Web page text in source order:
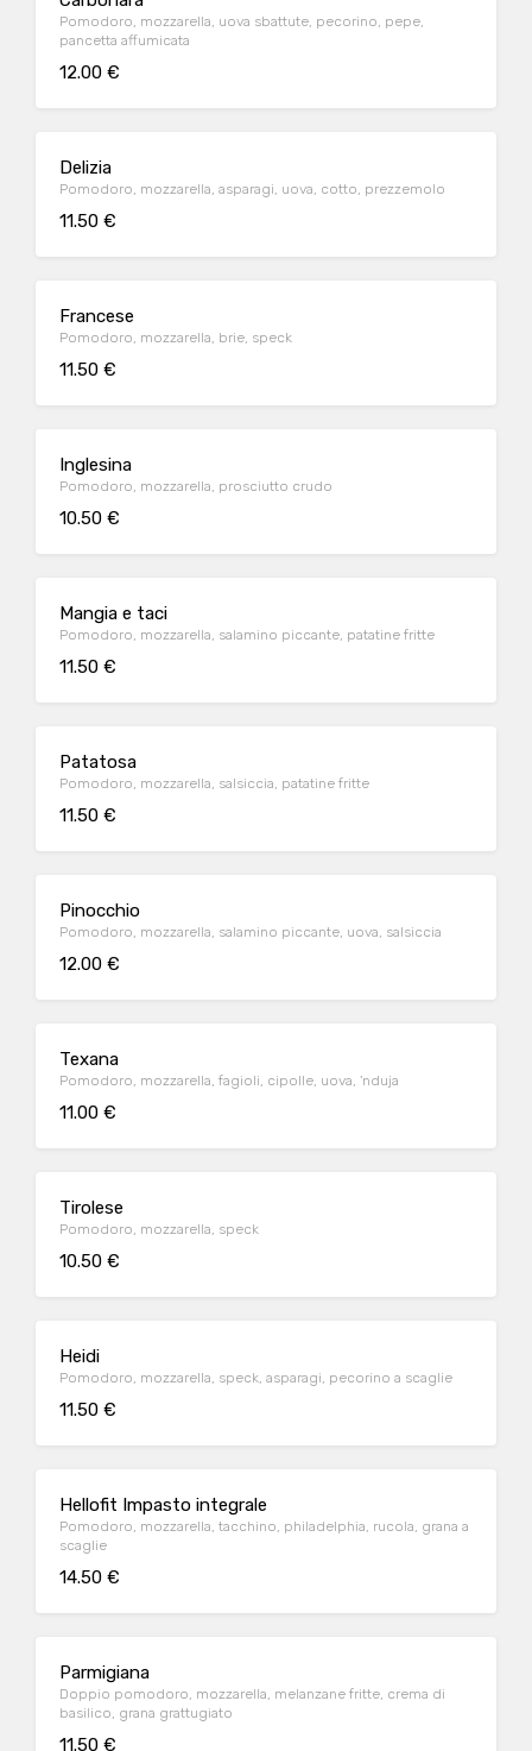
Pomodoro, mozzarella, uova sbattute, pecorino, pepe,
pancetta affumicata
12.00 €
Delizia
Pomodoro, mozzarella, asparagi, uova, cotto, prezzemolo
11.50 €
Francese
Pomodoro, mozzarella, brie, speck
11.50 €
Inglesina
Pomodoro, mozzarella, prosciutto crudo
10.50 €
Mangia e taci
Pomodoro, mozzarella, salamino piccante, patatine fritte
11.50 €
Patatosa
Pomodoro, mozzarella, salsiccia, patatine fritte
11.50 €
Pinocchio
Pomodoro, mozzarella, salamino piccante, uova, salsiccia
12.00 €
Texana
Pomodoro, mozzarella, fagioli, cipolle, uova, 'nduja
11.00 €
Tirolese
Pomodoro, mozzarella, speck
10.50 €
Heidi
Pomodoro, mozzarella, speck, asparagi, pecorino a scaglie
11.50 €
Hellofit Impasto integrale
Pomodoro, mozzarella, tacchino, philadelphia, rucola, grana a
scaglie
14.50 €
Parmigiana
Doppio pomodoro, mozzarella, melanzane fritte, crema di
basilico, grana grattugiato
11.50 €